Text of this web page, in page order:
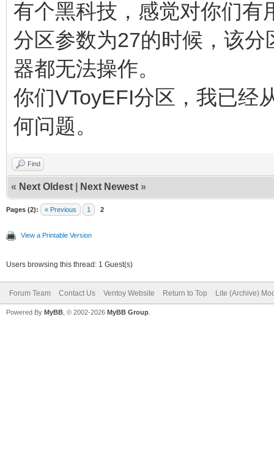
有个黑科技，感觉对你们有
分区参数为27的时候，该
器都无法操作。
你们VToyEFI分区，我已经
何问题。
Find
« Next Oldest Next Newest »
Pages (2): « Previous 1 2
View a Printable Version
Users browsing this thread: 1 Guest(s)
Forum Team Contact Us Ventoy Website Return to Top Lite (Archive)
Powered By MyBB , © 2002-2026 MyBB Group